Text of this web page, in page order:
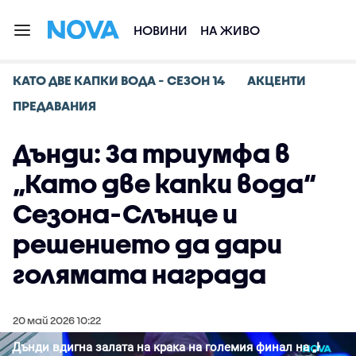
НОВИНИ НА ЖИВО
КАТО ДВЕ КАПКИ ВОДА - СЕЗОН 14
АКЦЕНТИ
ПРЕДАВАНИЯ
Дънди: За триумфа в
„Като две капки вода“
Сезона-Слънце и
решението да дари
голямата награда
20 май 2026 10:22